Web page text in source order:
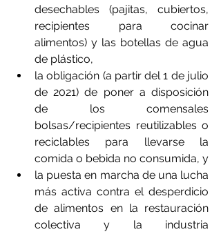
desechables (pajitas, cubiertos,
recipientes para cocinar
alimentos) y las botellas de agua
de plástico,
la obligación (a partir del 1 de julio
de 2021) de poner a disposición
de los comensales
bolsas/recipientes reutilizables o
reciclables para llevarse la
comida o bebida no consumida, y
la puesta en marcha de una lucha
más activa contra el desperdicio
de alimentos en la restauración
colectiva y la industria